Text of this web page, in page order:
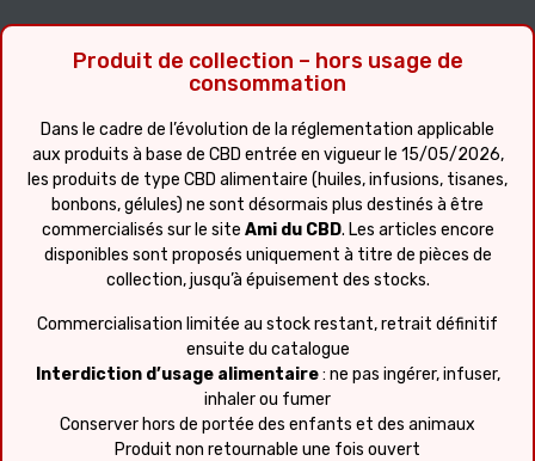
Produit de collection – hors usage de
consommation
Dans le cadre de l’évolution de la réglementation applicable
aux produits à base de CBD entrée en vigueur le 15/05/2026,
les produits de type CBD alimentaire (huiles, infusions, tisanes,
bonbons, gélules) ne sont désormais plus destinés à être
commercialisés sur le site Ami du CBD. Les articles encore
disponibles sont proposés uniquement à titre de pièces de
collection, jusqu’à épuisement des stocks.
Commercialisation limitée au stock restant, retrait définitif
ensuite du catalogue
Interdiction d’usage alimentaire: ne pas ingérer, infuser,
inhaler ou fumer
Conserver hors de portée des enfants et des animaux
Produit non retournable une fois ouvert